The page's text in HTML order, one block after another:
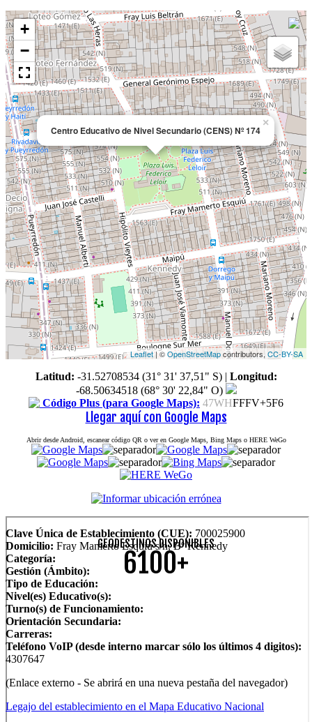
Centro Educativo de Nivel Secundario (CENS) Nº 174
×
+
−
Leaflet| ©OpenStreetMapcontributors,CC-BY-SA
Latitud: -31.52708534 (31° 31' 37,51" S)| Longitud:
-68.50634518 (68° 30' 22,84" O)
Código Plus (para Google Maps): 47WHFFFV+5F6
Llegar aquí con Google Maps
Abrir desde Android, escanear código QR o ver en Google Maps, Bing Maps o HERE WeGo
Clave Única de Establecimiento (CUE): 700025900
Domicilio: Fray Mamerto Esquiú s/n, Bº Kennedy
Categoría:
Gestión (Ámbito):
Tipo de Educación:
Nivel(es) Educativo(s):
Turno(s) de Funcionamiento:
Orientación Secundaria:
Carreras:
Teléfono VoIP (desde interno marcar sólo los últimos 4 digitos):
4307647
(Enlace externo - Se abrirá en una nueva pestaña del navegador)
Legajo del establecimiento en el Mapa Educativo Nacional
GEODESTINOS DISPONIBLES
6100+